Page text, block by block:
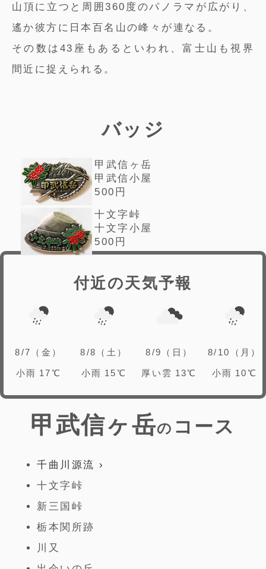
山頂に立つと周囲360度のパノラマが広がり、
遙か彼方に日本百名山の峰々が連なる。
その数は43座もあるといわれ、富士山も視界
間近に捉えられる。
バッジ
甲武信ヶ岳
甲武信小屋
500円
十文字峠
十文字小屋
500円
付近の天気予報
8/7（金）
小雨 17℃
8/8（土）
小雨 15℃
8/9（日）
厚い雲 13℃
8/10（月）
小雨 10℃
甲武信ヶ岳の コース
千曲川源流
十文字峠
新三国峠
栃本関所跡
川又